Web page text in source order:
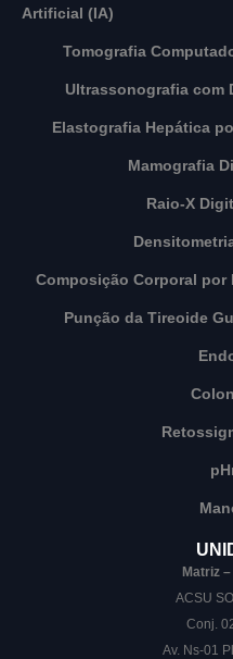
Artificial (IA)
Tomografia
Ultrassonografia com
Elastografia Hepática
Mamografia
Raio-X
Composição Corporal por
Punção da Tireoide
Matriz
ACSU
Conj.
Av. Ns-01